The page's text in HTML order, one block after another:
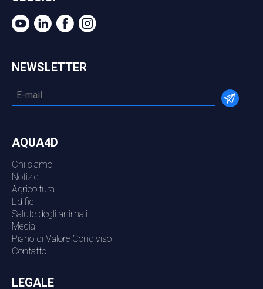
NEWSLETTER
AQUA4D
Chi siamo
Notizie
Agricoltura
Edifici
Salute degli animali
Media
Piano di Valore Condiviso
Contatto
LEGALE